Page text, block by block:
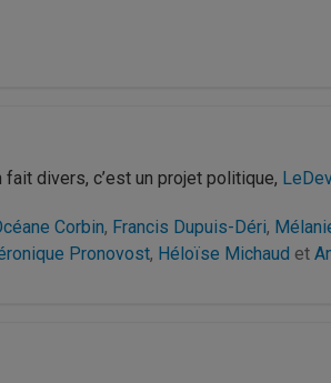
fait divers, c’est un projet politique,
Corbin, Francis Dupuis-Déri,
Pronovost, Héloïse Michaud et